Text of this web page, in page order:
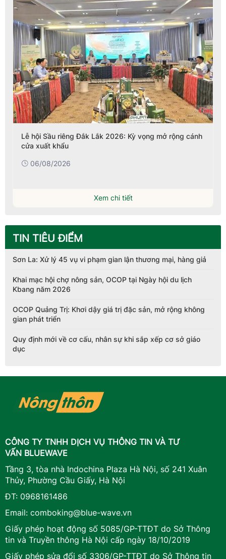
Lễ hội Sầu riêng Đắk Lắk 2026: Kỳ vọng mở rộng cánh
cửa xuất khẩu
06/08/2026
Xem chi tiết
TIN TIÊU ĐIỂM
Sơn La: Xử lý 45 vụ vi phạm gian lận thương mại, hàng giả
Khai mạc hội chợ nông sản, OCOP tại Ngày hội du lịch
Kbang năm 2026
OCOP Quảng Trị: Khơi dậy giá trị đặc sản, mở rộng không
gian phát triển
Quy định mới về cơ cấu, nhân sự khi sắp xếp cơ sở giáo
dục
CÔNG TY TNHH DỊCH VỤ THÔNG TIN VÀ TƯ
VẤN BLUEWAVE
Tầng 3, tòa nhà Indochina Plaza Hà Nội, số 241 Xuân
Thủy, Phường Cầu Giấy, Hà Nội
ĐT: 0968161486
Email: comboking@blue-wave.vn
Giấy phép hoạt động số 5085/GP-TTĐT do Sở Thông
tin và Truyền thông Hà Nội cấp ngày 18/10/2019
Giấy phép sửa đổi số 3306/GP-TTĐT do Sở Thông tin